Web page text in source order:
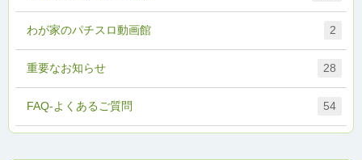
FAQ-よくあるご質問 54
わが家のパチスロ動画館 2
重要なお知らせ 28